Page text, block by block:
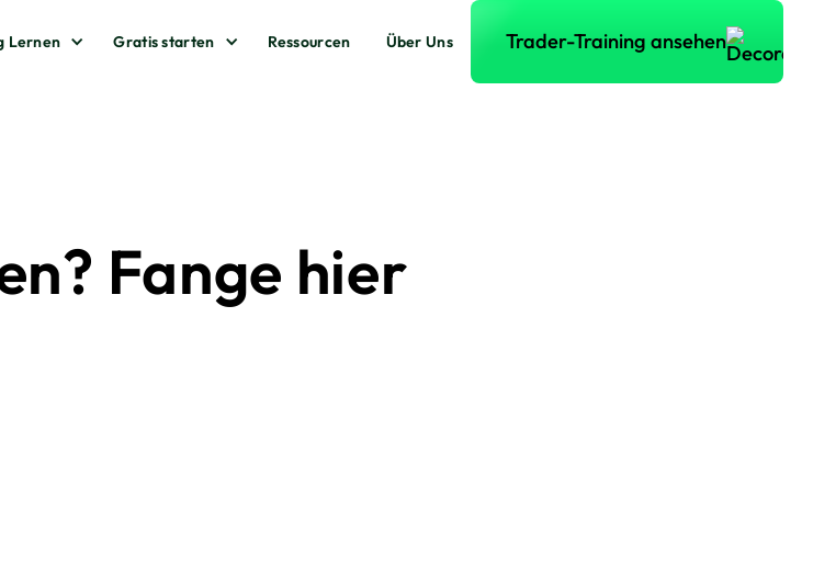
Lernen Gratis starten Ressourcen Über Uns Trader-Training ansehen
Trader-Training ansehen
Fange hier